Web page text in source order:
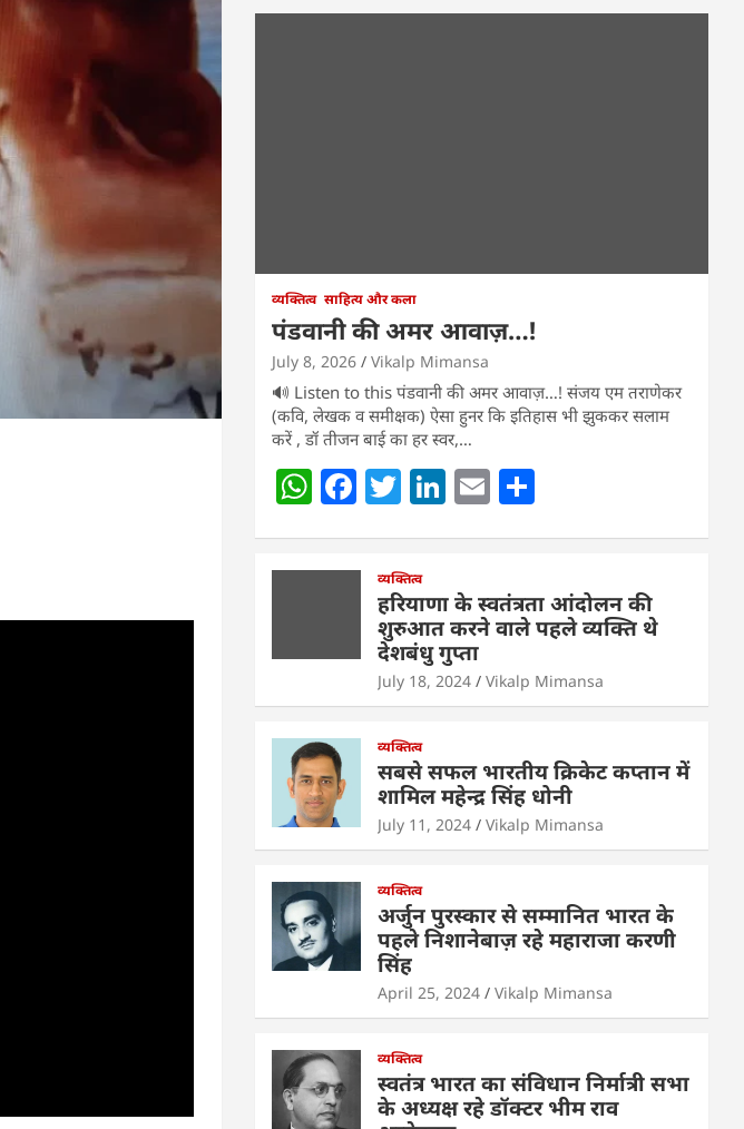
व्यक्तित्व साहित्य और कला
पंडवानी की अमर आवाज़…!
July 8, 2026 Vikalp Mimansa
🔊 Listen to this पंडवानी की अमर आवाज़…! संजय एम तराणेकर
(कवि, लेखक व समीक्षक) ऐसा हुनर कि इतिहास भी झुककर सलाम
करें , डॉ तीजन बाई का हर स्वर,…
W
at
p
p
F
c
b
o
o
k
T
er
Li
e
dI
n
E
l e
व्यक्तित्व
हरियाणा के स्वतंत्रता आंदोलन की
शुरुआत करने वाले पहले व्यक्ति थे
देशबंधु गुप्ता
July 18, 2024 Vikalp Mimansa
व्यक्तित्व
सबसे सफल भारतीय क्रिकेट कप्तान में
शामिल महेन्द्र सिंह धोनी
July 11, 2024 Vikalp Mimansa
व्यक्तित्व
अर्जुन पुरस्कार से सम्मानित भारत के
पहले निशानेबाज़ रहे महाराजा करणी
सिंह
April 25, 2024 Vikalp Mimansa
व्यक्तित्व
स्वतंत्र भारत का संविधान निर्मात्री सभा
के अध्यक्ष रहे डॉक्टर भीम राव